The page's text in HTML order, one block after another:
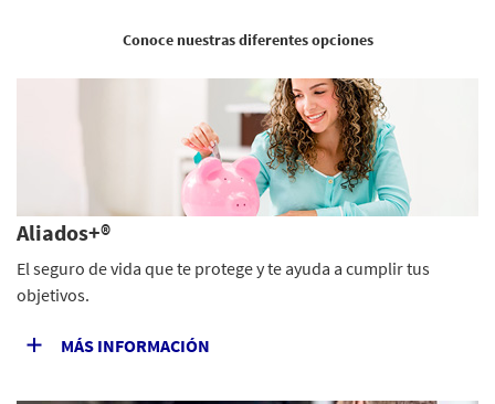
Conoce nuestras diferentes opciones
Aliados+®
El seguro de vida que te protege y te ayuda a cumplir tus
objetivos.
MÁS INFORMACIÓN